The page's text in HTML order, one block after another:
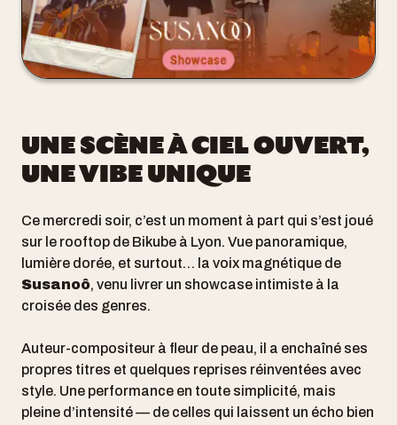
UNE SCÈNE À CIEL OUVERT,
UNE VIBE UNIQUE
Ce mercredi soir, c’est un moment à part qui s’est joué
sur le rooftop de Bikube à Lyon. Vue panoramique,
lumière dorée, et surtout… la voix magnétique de
Susanoô, venu livrer un showcase intimiste à la
croisée des genres.
Auteur-compositeur à fleur de peau, il a enchaîné ses
propres titres et quelques reprises réinventées avec
style. Une performance en toute simplicité, mais
pleine d’intensité — de celles qui laissent un écho bien